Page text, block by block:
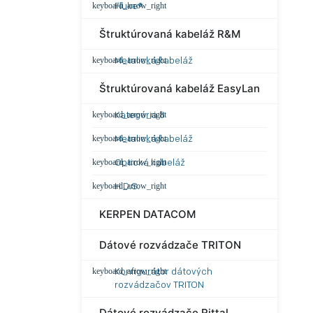
Fluke®
Štruktúrovaná kabeláž R&M
Metalická kabeláž
Štruktúrovaná kabeláž EasyLan
Kategória 8
Metalická kabeláž
Optická kabeláž
H.D.S.
KERPEN DATACOM
Dátové rozvádzače TRITON
Konfigurátor dátových
rozvádzačov TRITON